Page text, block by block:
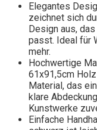
Elegantes
zeichnet sich
Design aus,
passt. Ideal für
mehr.
Hochwertige
61x91,5cm
Material, das
klare
Kunstwerke
Einfache